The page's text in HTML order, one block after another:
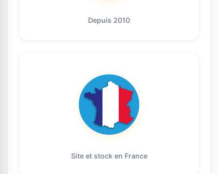
Depuis 2010
Site et stock en France